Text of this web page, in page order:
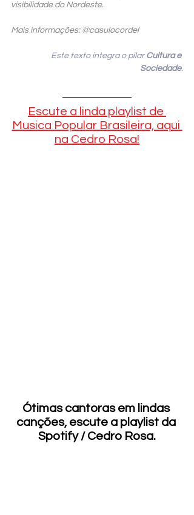
visibilidade do Nordeste.
Mais informações: @casulocordel
Este texto integra o pilar Cultura e
Sociedade.
Escute a linda playlist de
Musica Popular Brasileira, aqui
na Cedro Rosa!
Ótimas cantoras em lindas
canções, escute a playlist da
Spotify / Cedro Rosa.